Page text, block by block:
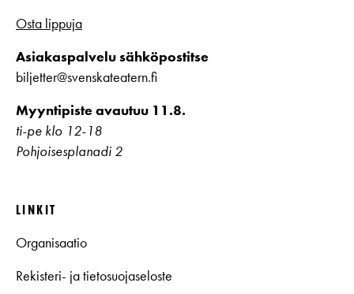
Osta lippuja
Asiakaspalvelu sähköpostitse
biljetter@svenskateatern.fi
Myyntipiste avautuu 11.8.
ti-pe klo 12-18
Pohjoisesplanadi 2
LINKIT
Organisaatio
Rekisteri- ja tietosuojaseloste